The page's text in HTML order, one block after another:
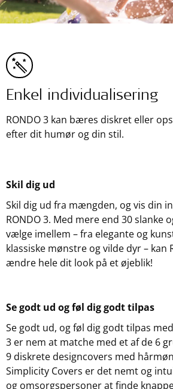
Enkel individualisering
RONDO 3 kan bæres diskret eller
efter dit humør og din stil.
Skil dig ud
Skil dig ud fra mængden, og vis din
RONDO 3. Med mere end 30 slanke
vælge imellem – fra elegante og
klassiske mønstre og vilde dyr – kan
ændre hele dit look på et øjeblik!
Se godt ud og føl dig godt tilpas
Se godt ud, og føl dig godt tilpas med
3 er nem at matche med et af de 6
9 diskrete designcovers med
Simplicity Covers er det nemt og
og omsorgspersoner at finde